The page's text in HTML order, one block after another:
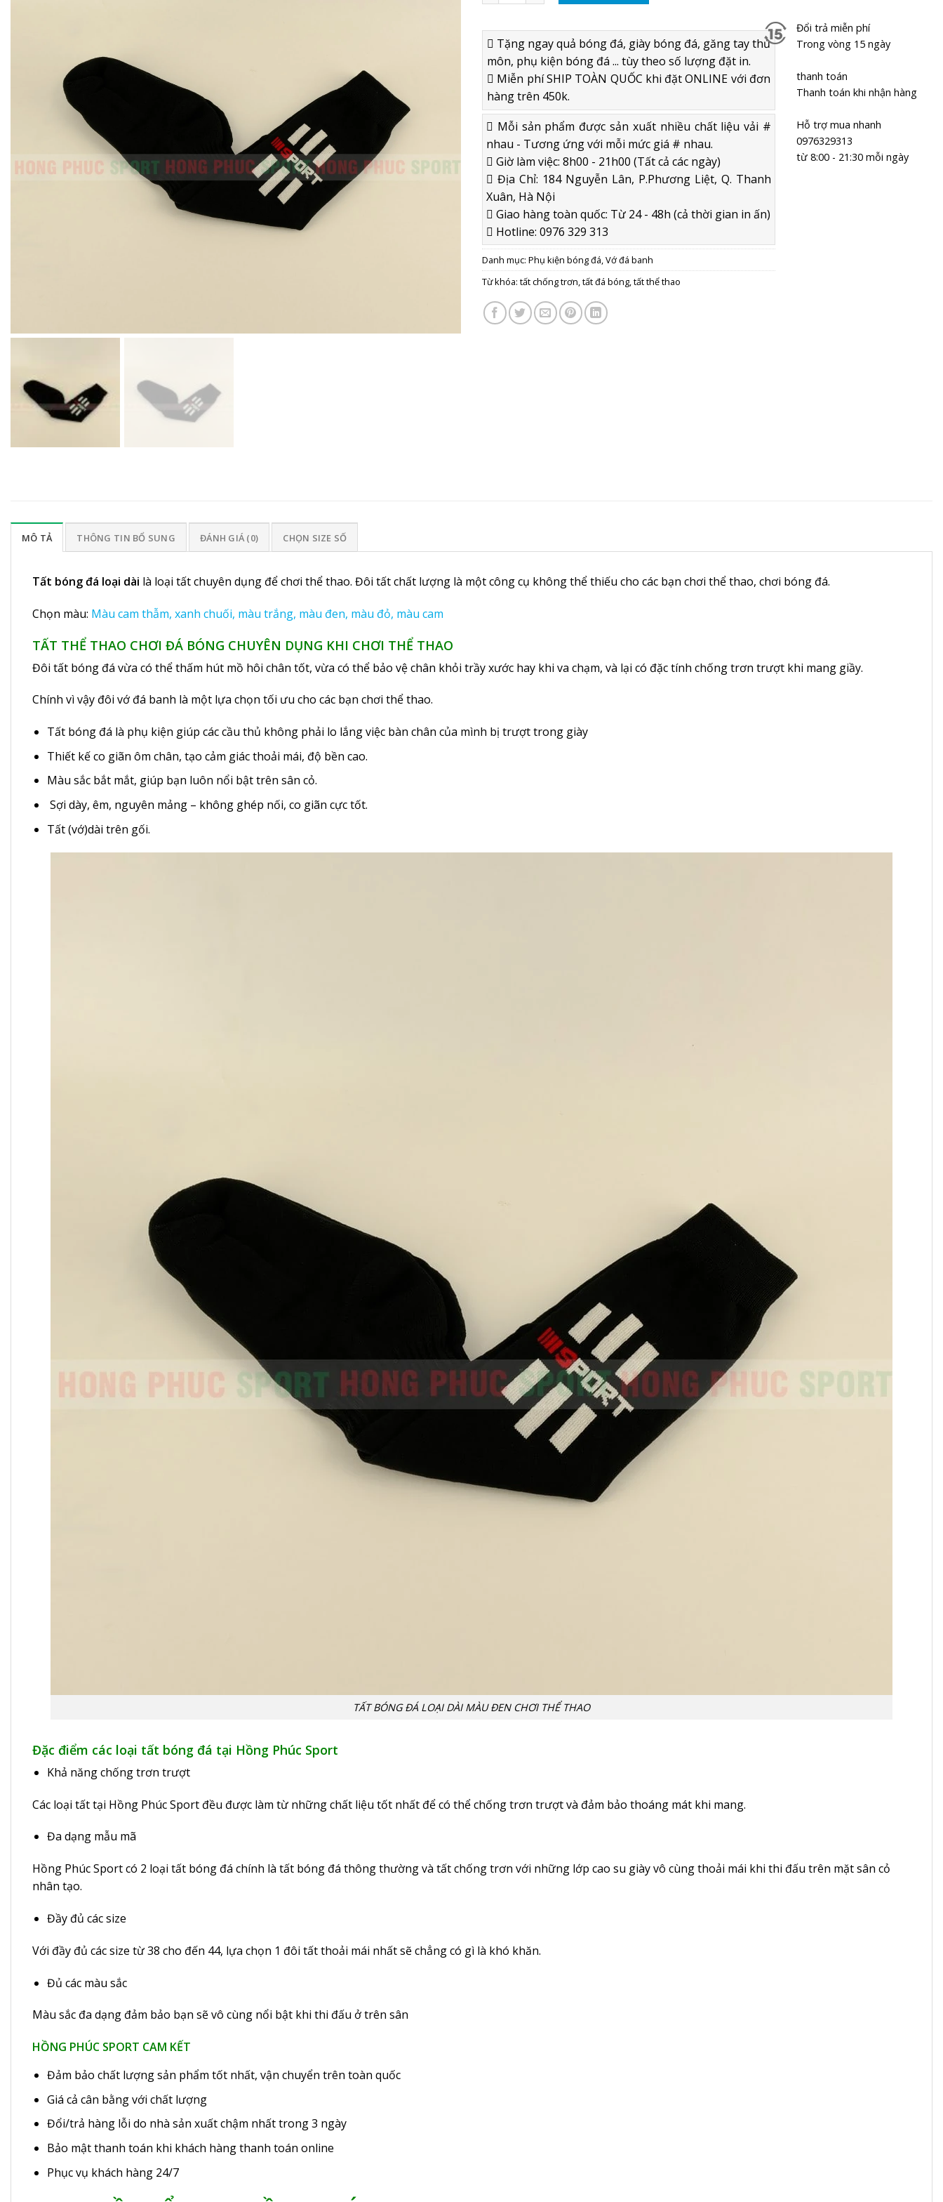
Tặng ngay quả bóng đá, giày bóng đá, găng tay thủ
môn, phụ kiện bóng đá ... tùy theo số lượng đặt in.
Miễn phí SHIP TOÀN QUỐC khi đặt ONLINE với đơn
hàng trên 450k.
Mỗi sản phẩm được sản xuất nhiều chất liệu vải #
nhau - Tương ứng với mỗi mức giá # nhau.
Giờ làm việc: 8h00 - 21h00 (Tất cả các ngày)
Địa Chỉ: 184 Nguyễn Lân, P.Phương Liệt, Q. Thanh
Xuân, Hà Nội
Giao hàng toàn quốc: Từ 24 - 48h (cả thời gian in ấn)
Hotline: 0976 329 313
Danh mục: Phụ kiện bóng đá,Vớ đá banh
Từ khóa: tất chống trơn,tất đá bóng,tất thể thao
Đổi trả miễn phí
Trong vòng 15 ngày
thanh toán
Thanh toán khi nhận hàng
Hỗ trợ mua nhanh
0976329313
từ 8:00 - 21:30 mỗi ngày
MÔ TẢ THÔNG TIN BỔ SUNG ĐÁNH GIÁ (0) CHỌN SIZE SỐ
Tất bóng đá loại dài là loại tất chuyên dụng để chơi thể thao. Đôi tất chất lượng là một công cụ không thể thiếu cho các bạn chơi thể thao, chơi bóng đá.
Chọn màu: Màu cam thẫm, xanh chuối, màu trắng, màu đen, màu đỏ, màu cam
TẤT THỂ THAO CHƠI ĐÁ BÓNG CHUYÊN DỤNG KHI CHƠI THỂ THAO
Đôi tất bóng đá vừa có thể thấm hút mồ hôi chân tốt, vừa có thể bảo vệ chân khỏi trầy xước hay khi va chạm, và lại có đặc tính chống trơn trượt khi mang giầy.
Chính vì vậy đôi vớ đá banh là một lựa chọn tối ưu cho các bạn chơi thể thao.
Tất bóng đá là phụ kiện giúp các cầu thủ không phải lo lắng việc bàn chân của mình bị trượt trong giày
Thiết kế co giãn ôm chân, tạo cảm giác thoải mái, độ bền cao.
Màu sắc bắt mắt, giúp bạn luôn nổi bật trên sân cỏ.
Sợi dày, êm, nguyên mảng – không ghép nối, co giãn cực tốt.
Tất (vớ)dài trên gối.
TẤT BÓNG ĐÁ LOẠI DÀI MÀU ĐEN CHƠI THỂ THAO
Đặc điểm các loại tất bóng đá tại Hồng Phúc Sport
Khả năng chống trơn trượt
Các loại tất tại Hồng Phúc Sport đều được làm từ những chất liệu tốt nhất để có thể chống trơn trượt và đảm bảo thoáng mát khi mang.
Đa dạng mẫu mã
Hồng Phúc Sport có 2 loại tất bóng đá chính là tất bóng đá thông thường và tất chống trơn với những lớp cao su giày vô cùng thoải mái khi thi đấu trên mặt sân cỏ
nhân tạo.
Đầy đủ các size
Với đầy đủ các size từ 38 cho đến 44, lựa chọn 1 đôi tất thoải mái nhất sẽ chẳng có gì là khó khăn.
Đủ các màu sắc
Màu sắc đa dạng đảm bảo bạn sẽ vô cùng nổi bật khi thi đấu ở trên sân
HỒNG PHÚC SPORT CAM KẾT
Đảm bảo chất lượng sản phẩm tốt nhất, vận chuyển trên toàn quốc
Giá cả cân bằng với chất lượng
Đổi/trả hàng lỗi do nhà sản xuất chậm nhất trong 3 ngày
Bảo mật thanh toán khi khách hàng thanh toán online
Phục vụ khách hàng 24/7